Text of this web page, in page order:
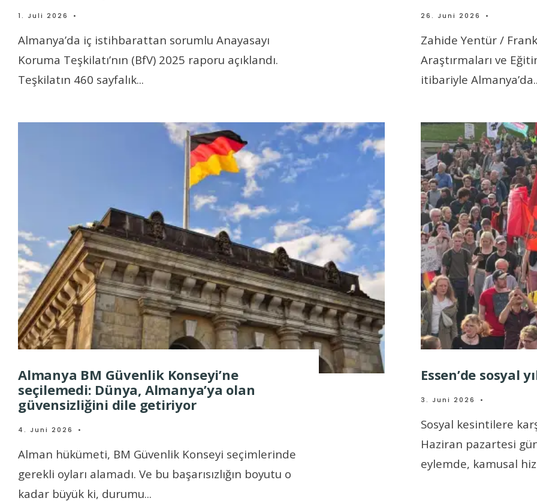
1. Juli 2026 •
Almanya’da iç istihbarattan sorumlu Anayasayı
Koruma Teşkilatı’nın (BfV) 2025 raporu açıklandı.
Teşkilatın 460 sayfalık...
26. Juni 2026 •
Zahide Yentür /
Araştırmaları ve
itibariyle Almanya’da
Almanya BM Güvenlik Konseyi’ne
seçilemedi: Dünya, Almanya’ya olan
güvensizliğini dile getiriyor
4. Juni 2026 •
Alman hükümeti, BM Güvenlik Konseyi seçimlerinde
gerekli oyları alamadı. Ve bu başarısızlığın boyutu o
kadar büyük ki, durumu...
Essen’de sosyal
3. Juni 2026 •
Sosyal kesintilere
Haziran pazartesi
eylemde, kamusal